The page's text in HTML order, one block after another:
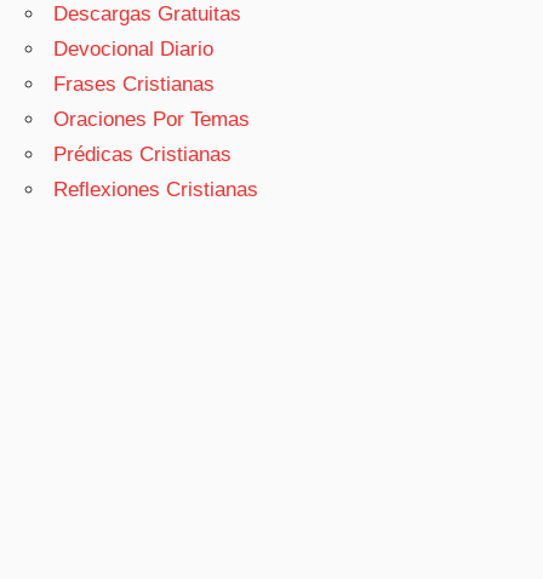
Descargas Gratuitas
Devocional Diario
Frases Cristianas
Oraciones Por Temas
Prédicas Cristianas
Reflexiones Cristianas